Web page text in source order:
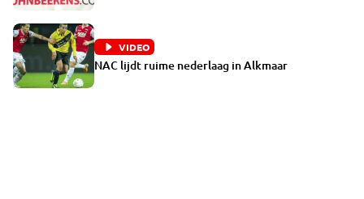
VIDEO
NAC lijdt ruime nederlaag in Alkmaar